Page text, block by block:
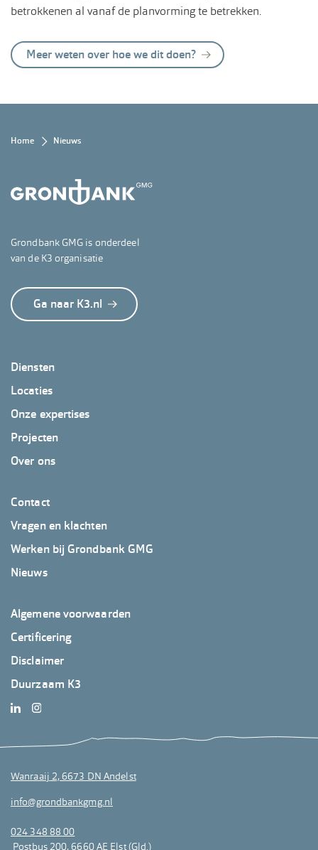
betrokkenen al vanaf de planvorming te betrekken.
Meer weten over hoe we dit doen?
Kruimelpad
Home Nieuws
Grondbank GMG is onderdeel
van de K3 organisatie
Ga naar K3.nl
Footer
GrondbankGMG
Diensten
Locaties
Onze expertises
Projecten
Over ons
Footer
GrondbankGMG
2
Contact
Vragen en klachten
Werken bij Grondbank GMG
Nieuws
Footer
GrondbankGMG
3
Algemene voorwaarden
Certificering
Disclaimer
Duurzaam K3
Wanraaij 2, 6673 DN Andelst
info@grondbankgmg.nl
024 348 88 00
Postbus 200, 6660 AE Elst (Gld.)